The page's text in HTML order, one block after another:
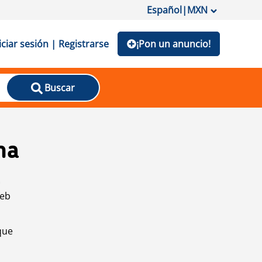
Español|MXN
sesión | Registrarse ¡Pon un anuncio!
Buscar